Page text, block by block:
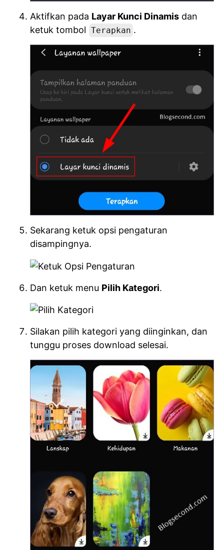
Aktifkan pada Layar Kunci Dinamis dan
ketuk tombol Terapkan .
Sekarang ketuk opsi pengaturan
disampingnya.
Dan ketuk menu Pilih Kategori.
Silakan pilih kategori yang diinginkan, dan
tunggu proses download selesai.